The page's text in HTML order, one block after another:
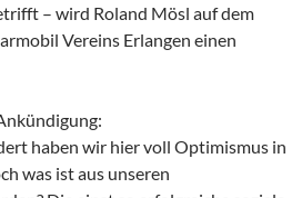
– wird Roland Mösl auf dem
Vereins Erlangen einen
haben wir hier voll Optimismus in
was ist aus unseren